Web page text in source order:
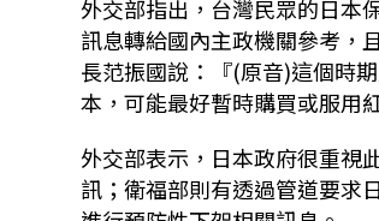
外交部指出，台灣民眾的日本
訊息轉給國內主政機關參考，
長范振國說：『(原音)這個時
本，可能最好暫時購買或服用
外交部表示，日本政府很重視
訊；衛福部則有透過管道要求